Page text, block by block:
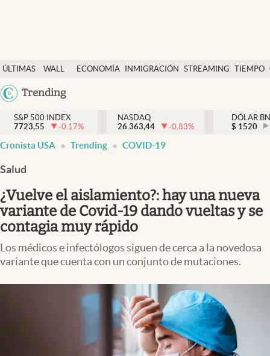
ÚLTIMAS
NOTICIAS
WALL
DÓLAR
ECONOMÍA INMIGRACIÓN STREAMING TIEMPO
México
Trending
Finanzas y economía
Wall Street y dólar
Inmigración
Espiritual
Streaming
PC y mobile
S&P 500 INDEX
7723,55
-0.17%
NASDAQ
26.363,44
-0.83%
DÓLAR
$ 1520
Cronista USA Trending COVID-19
Salud
¿Vuelve el aislamiento?: hay una nueva
variante de Covid-19 dando vueltas y se
contagia muy rápido
Los médicos e infectólogos siguen de cerca a la novedosa
variante que cuenta con un conjunto de mutaciones.